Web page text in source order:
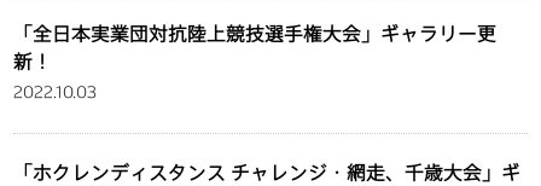
「全日本実業団対抗陸上競技選手権大会」ギャラリー更
新！
2022.10.03
「ホクレンディスタンス チャレンジ・網走、千歳大会」ギ